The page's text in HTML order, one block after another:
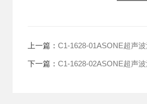
上一篇： C1-1628-01ASONE超声
下一篇： C1-1628-02ASONE超声